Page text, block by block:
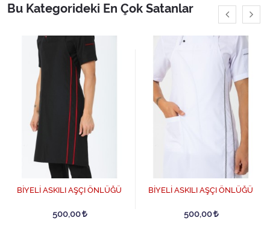
Bu Kategorideki En Çok Satanlar
BİYELİ ASKILI AŞÇI ÖNLÜĞÜ
500,00
BİYELİ ASKILI AŞÇI ÖNLÜĞÜ
500,00